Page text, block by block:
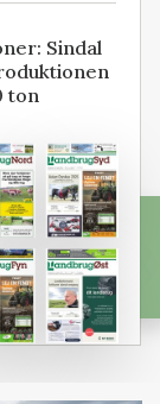
Sindal
ton